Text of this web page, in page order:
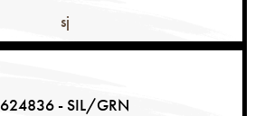
sj
624836 - SIL/GRN